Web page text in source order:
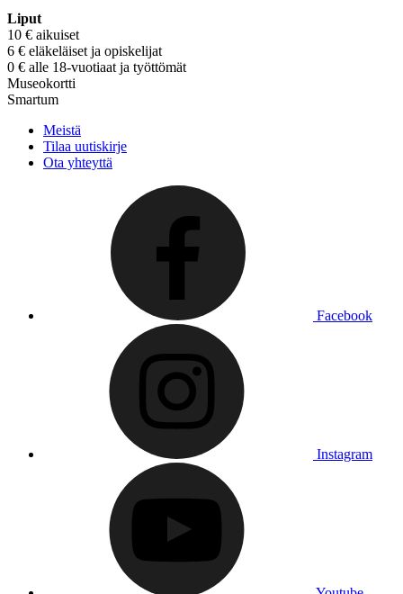
Liput
10 € aikuiset
6 € eläkeläiset ja opiskelijat
0 € alle 18-vuotiaat ja työttömät
Museokortti
Smartum
Meistä
Tilaa uutiskirje
Ota yhteyttä
Facebook
Instagram